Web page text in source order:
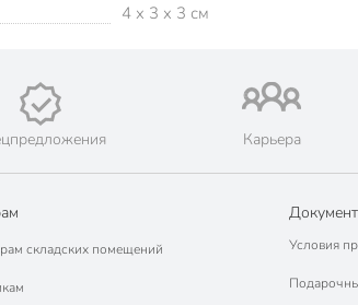
4 x 3 x 3 см
Карьера
складских помещений Условия